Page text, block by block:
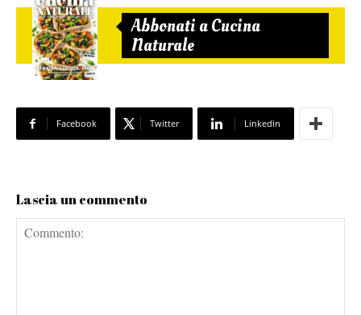
Abbonati a Cucina
Naturale
Facebook Twitter Linkedin
Lascia un commento